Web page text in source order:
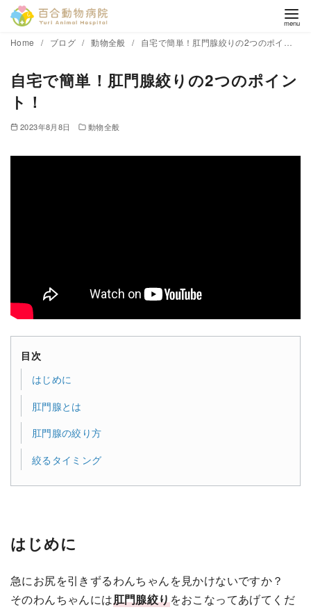
移
Home ブログ 動物全般 自宅で簡単！肛門腺絞りの2つのポイント！
自宅で簡単！肛門腺絞りの2つのポイン
ト！
2023年8月8日 動物全般
目次
はじめに
肛門腺とは
肛門腺の絞り方
絞るタイミング
はじめに
急にお尻を引きずるわんちゃんを見かけないですか？
そのわんちゃんには肛門腺絞りをおこなってあげてくだ